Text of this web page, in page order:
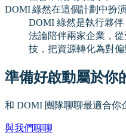
DOMI 綠然在這個計劃中扮
DOMI 綠然是執行夥
法論陪伴兩家企業，
技，把資源轉化為對偏
準備好啟動屬於你
和 DOMI 團隊聊聊最適合你
與我們聊聊